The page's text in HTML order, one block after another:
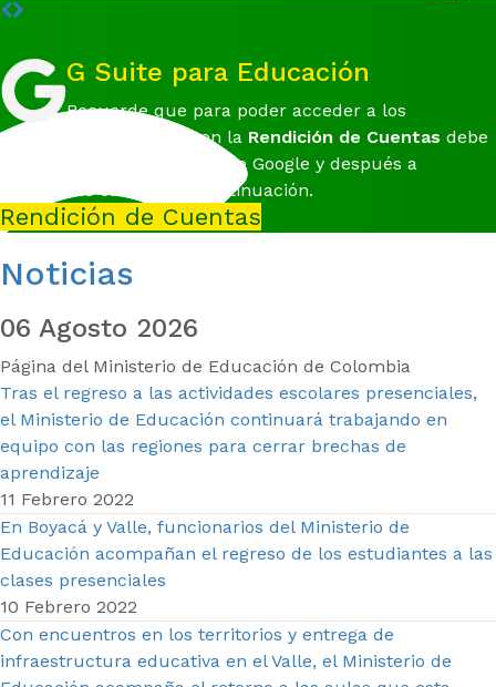
G Suite para Educación
Recuerde que para poder acceder a los
archivos relacionados con la Rendición de Cuentas debe
registrarse con su cuenta de Google y después a
conectarse en el link a continuación.
Rendición de Cuentas
Noticias
06 Agosto 2026
Página del Ministerio de Educación de Colombia
Tras el regreso a las actividades escolares presenciales,
el Ministerio de Educación continuará trabajando en
equipo con las regiones para cerrar brechas de
aprendizaje
11 Febrero 2022
En Boyacá y Valle, funcionarios del Ministerio de
Educación acompañan el regreso de los estudiantes a las
clases presenciales
10 Febrero 2022
Con encuentros en los territorios y entrega de
infraestructura educativa en el Valle, el Ministerio de